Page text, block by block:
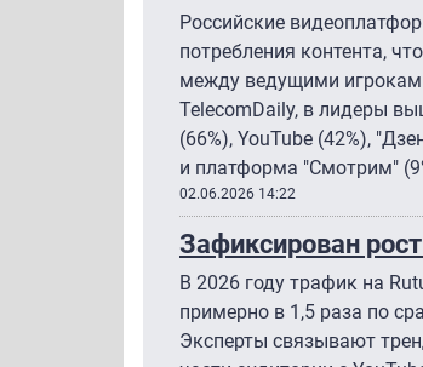
Российские
потребления контента,
между ведущими
TelecomDaily, в лидеры
(66%), YouTube (42%),
и платформа "Смотрим"
02.06.2026 14:22
Зафиксирован
В 2026 году трафик на
примерно в 1,5 раза по
Эксперты связывают